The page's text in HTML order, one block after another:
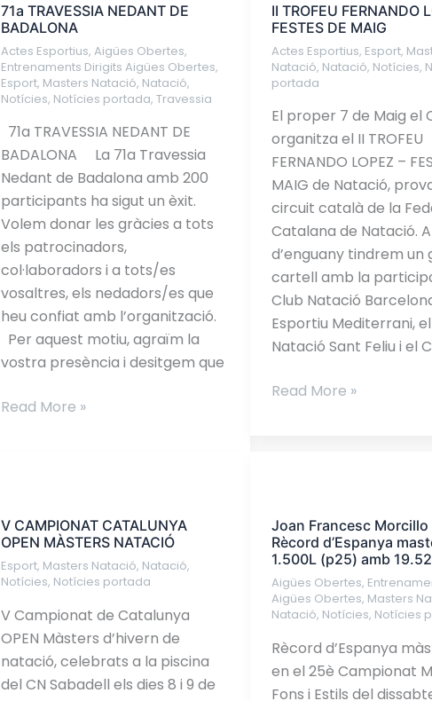
71a TRAVESSIA NEDANT DE
BADALONA
Actes Esportius,Aigües Obertes,
Entrenaments Dirigits Aigües Obertes,
Esport, Masters Natació, Natació,
Notícies, Notícies portada,Travessia
71a TRAVESSIA NEDANT DE
BADALONA La 71a Travessia
Nedant de Badalona amb 200
participants ha sigut un èxit.
Volem donar les gràcies a tots
els patrocinadors,
col·laboradors i a tots/es
vosaltres, els nedadors/es que
heu confiat amb l’organització.
Per aquest motiu, agraïm la
vostra presència i desitgem que
NEDANT
DE
BADALONA
Read More »
II TROFEU FERNANDO
FESTES DE MAIG
Actes Esportius, Esport,
Natació, Natació, Notícies,
portada
El proper 7 de Maig el
organitza el II TROFEU
FERNANDO LOPEZ –
MAIG de Natació,
circuit català de la
Catalana de Natació. A
d’enguany tindrem un
cartell amb la
Club Natació
Esportiu Mediterrani,
Natació Sant Feliu i el
FERNANDO
LOPEZ
–
FESTES
DE
MAIG
Read More »
V CAMPIONAT CATALUNYA
OPEN MÀSTERS NATACIÓ
Esport, Masters Natació, Natació,
Notícies, Notícies portada
V Campionat de Catalunya
OPEN Màsters d’hivern de
natació, celebrats a la piscina
del CN Sabadell els dies 8 i 9 de
CATALUNYA
OPEN
MÀSTERS
Joan Francesc
Rècord d’Espanya
1.500L (p25) amb
Aigües Obertes,
Aigües Obertes, Masters
Natació, Notícies, Notícies
Rècord d’Espanya
en el 25è Campionat
Fons i Estils del
Morcillo
(+60),
Rècord
d’Espanya
master
de
1.500L
(p25)